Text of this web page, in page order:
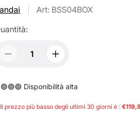
Art: BSS04BOX
🟢🟢🟢 Disponibilità alta
Il prezzo più basso degli ultimi 30 giorni è :